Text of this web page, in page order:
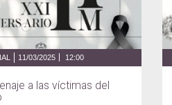
11/03/2025 12:00
a las víctimas del